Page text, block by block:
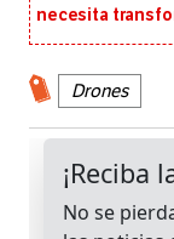
necesita
Drones